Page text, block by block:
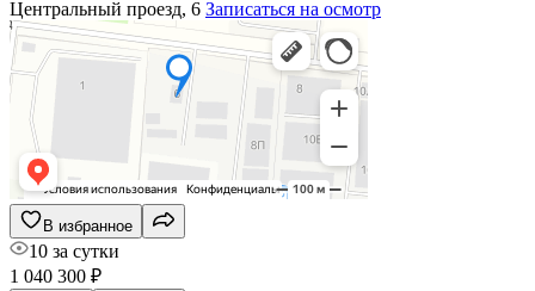
Центральный проезд, 6 Записаться на осмотр
В избранное
10 за сутки
1 040 300 ₽